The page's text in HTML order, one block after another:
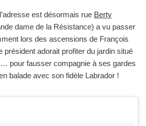
est désormais rue Berty
dame de la Résistance) a vu passer
lors des ascensions de François
président adorait profiter du jardin situé
pour fausser compagnie à ses gardes
balade avec son fidèle Labrador !